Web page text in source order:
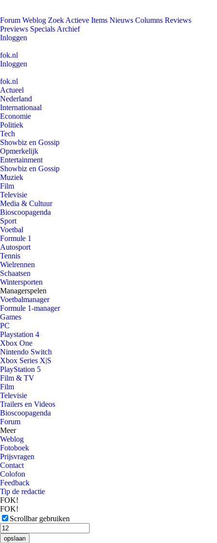
Forum Weblog Zoek Actieve Items Nieuws Columns Reviews
Previews Specials Archief
Inloggen
fok.nl
Inloggen
fok.nl
Actueel
Nederland
Internationaal
Economie
Politiek
Tech
Showbiz en Gossip
Opmerkelijk
Entertainment
Showbiz en Gossip
Muziek
Film
Televisie
Media & Cultuur
Bioscoopagenda
Sport
Voetbal
Formule 1
Autosport
Tennis
Wielrennen
Schaatsen
Wintersporten
Managerspelen
Voetbalmanager
Formule 1-manager
Games
PC
Playstation 4
Xbox One
Nintendo Switch
Xbox Series X|S
PlayStation 5
Film & TV
Film
Televisie
Trailers en Videos
Bioscoopagenda
Forum
Meer
Weblog
Fotoboek
Prijsvragen
Contact
Colofon
Feedback
Tip de redactie
FOK!
FOK!
Scrollbar gebruiken
opslaan